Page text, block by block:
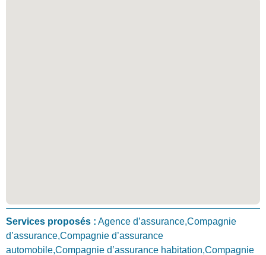
Services proposés : Agence d’assurance,Compagnie
d’assurance,Compagnie d’assurance
automobile,Compagnie d’assurance habitation,Compagnie